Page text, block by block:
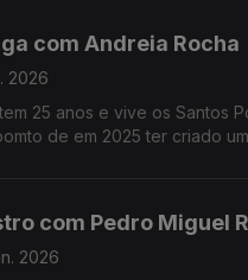
com Andreia Rocha
2026
25 anos e vive os Santos
de em 2025 ter criado
com Pedro Miguel
2026